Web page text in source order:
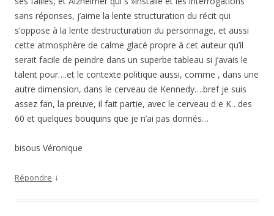
sans réponses, j’aime la lente structuration du récit qui
s’oppose à la lente destructuration du personnage, et aussi
cette atmosphère de calme glacé propre à cet auteur qu’il
serait facile de peindre dans un superbe tableau si j’avais le
talent pour….et le contexte politique aussi, comme , dans une
autre dimension, dans le cerveau de Kennedy….bref je suis
assez fan, la preuve, il fait partie, avec le cerveau d e K…des
60 et quelques bouquins que je n’ai pas donnés…
bisous Véronique
Répondre ↓